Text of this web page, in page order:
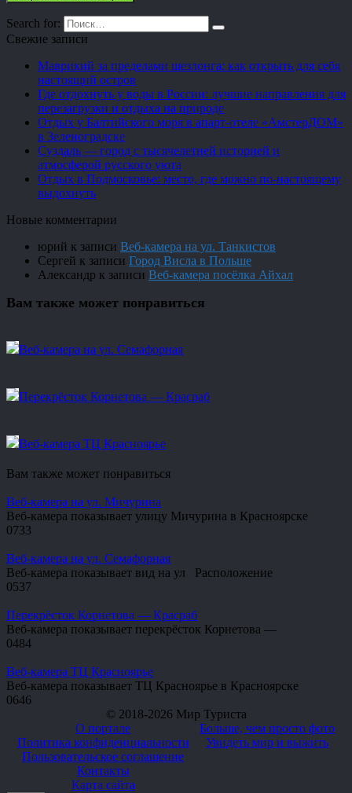
Search for:
Свежие записи
Маврикий за пределами шезлонга: как открыть для себя
настоящий остров
Где отдохнуть у воды в России: лучшие направления для
перезагрузки и отдыха на природе
Отдых у Балтийского моря в апарт-отеле «АмстерДОМ»
в Зеленоградске
Суздаль — город с тысячелетней историей и
атмосферой русского уюта
Отдых в Подмосковье: место, где можно по-настоящему
выдохнуть
Новые комментарии
юрий к записи Веб-камера на ул. Танкистов
Сергей к записи Город Висла в Польше
Александр к записи Веб-камера посёлка Айхал
Вам также может понравиться
Веб-камера на ул. Семафорная
Перекрёсток Корнетова — Красраб
Веб-камера ТЦ Красноярье
Вам также может понравиться
Веб-камера на ул. Мичурина
Веб-камера показывает улицу Мичурина в Красноярске
0733
Веб-камера на ул. Семафорная
Веб-камера показывает вид на ул Расположение
0537
Перекрёсток Корнетова — Красраб
Веб-камера показывает перекрёсток Корнетова —
0484
Веб-камера ТЦ Красноярье
Веб-камера показывает ТЦ Красноярье в Красноярске
0646
© 2018-2026 Мир Туриста
О портале
Политика конфиденциальности
Пользовательское соглашение
Контакты
Карта сайта
Больше, чем просто фото
Увидеть мир и выжить